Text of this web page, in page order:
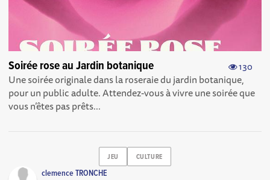
130
Soirée rose au Jardin botanique
Une soirée originale dans la roseraie du jardin botanique,
pour un public adulte. Attendez-vous à vivre une soirée que
vous n’êtes pas prêts...
JEU CULTURE
clemence TRONCHE